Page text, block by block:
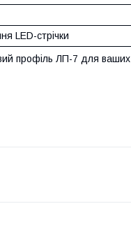
LED-стрічки
профіль ЛП-7 для ваших